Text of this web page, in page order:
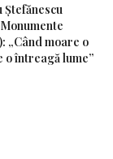
„Când moare o
o întreagă lume”